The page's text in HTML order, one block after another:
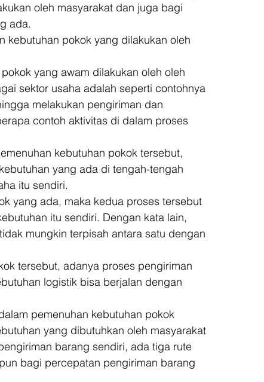
oleh masyarakat dan juga bagi
ada.
kebutuhan pokok yang dilakukan oleh
yang awam dilakukan oleh oleh
sektor usaha adalah seperti contohnya
melakukan pengiriman dan
contoh aktivitas di dalam proses
kebutuhan pokok tersebut,
yang ada di tengah-tengah
itu sendiri.
yang ada, maka kedua proses tersebut
itu sendiri. Dengan kata lain,
mungkin terpisah antara satu dengan
tersebut, adanya proses pengiriman
logistik bisa berjalan dengan
pemenuhan kebutuhan pokok
yang dibutuhkan oleh masyarakat
barang sendiri, ada tiga rute
bagi percepatan pengiriman barang